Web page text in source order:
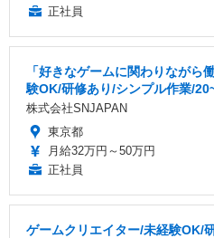
正社員
「好きなゲームに関わりながら
験OK/研修あり/シンプル作業/
株式会社SNJAPAN
東京都
月給32万円～50万円
正社員
ゲームクリエイター/未経験OK/